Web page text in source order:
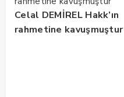
Celal DEMİREL Hakk’ın
rahmetine kavuşmuştur